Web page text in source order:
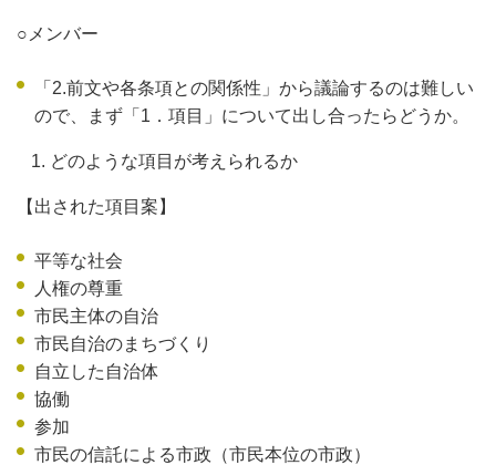
○メンバー
「2.前文や各条項との関係性」から議論するのは難しい
ので、まず「1．項目」について出し合ったらどうか。
どのような項目が考えられるか
【出された項目案】
平等な社会
人権の尊重
市民主体の自治
市民自治のまちづくり
自立した自治体
協働
参加
市民の信託による市政（市民本位の市政）